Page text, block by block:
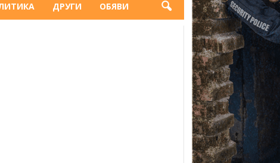
ДРУГИ ОБЯВИ